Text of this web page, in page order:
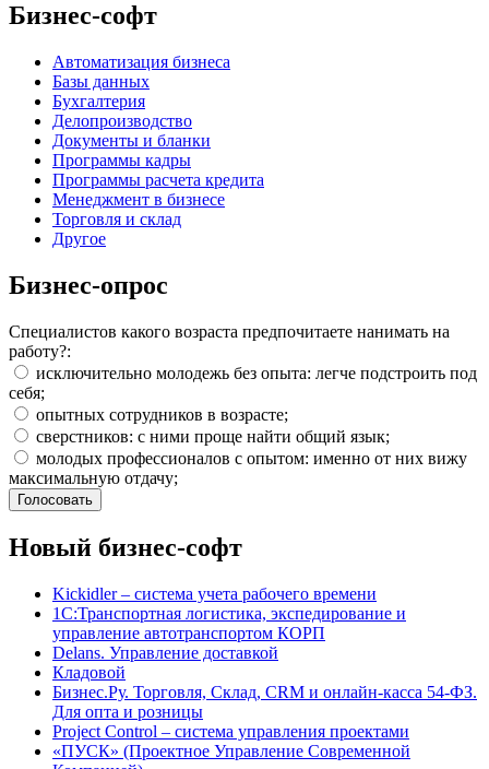
Бизнес-софт
Автоматизация бизнеса
Базы данных
Бухгалтерия
Делопроизводство
Документы и бланки
Программы кадры
Программы расчета кредита
Менеджмент в бизнесе
Торговля и склад
Другое
Бизнес-опрос
Специалистов какого возраста предпочитаете нанимать на
работу?:
исключительно молодежь без опыта: легче подстроить под
себя;
опытных сотрудников в возрасте;
сверстников: с ними проще найти общий язык;
молодых профессионалов с опытом: именно от них вижу
максимальную отдачу;
Новый бизнес-софт
Kickidler – система учета рабочего времени
1С:Транспортная логистика, экспедирование и
управление автотранспортом КОРП
Delans. Управление доставкой
Кладовой
Бизнес.Ру. Торговля, Склад, CRM и онлайн-касса 54-ФЗ.
Для опта и розницы
Project Сontrol – система управления проектами
«ПУСК» (Проектное Управление Современной